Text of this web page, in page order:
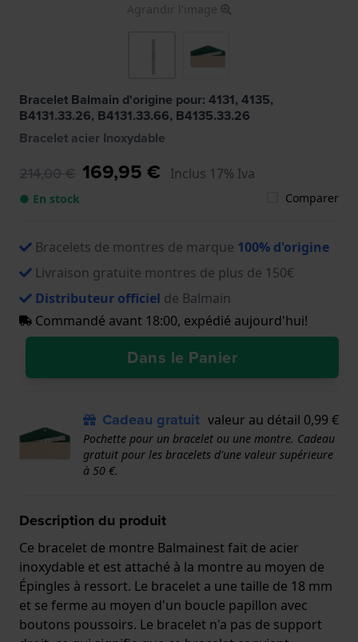
Agrandir l'image
Bracelet Balmain d'origine pour: 4131, 4135,
B4131.33.26, B4131.33.66, B4135.33.26
Bracelet acier Inoxydable
214,00 € 169,95 € Inclus 17% Iva
● En stock Comparer
Bracelets de montres de marque 100% d'origine
Livraison gratuite montres de plus de 150€
Distributeur officiel de Balmain
Commandé avant 18:00, expédié aujourd'hui!
Dans le Panier
Cadeau gratuit valeur au détail 0,99 €
Pochette pour un bracelet ou une montre. Cadeau
gratuit pour les bracelets d'une valeur supérieure
à 50 €.
Description du produit
Ce bracelet de montre Balmainest fait de acier
inoxydable et est attaché à la montre au moyen de
Épingles à ressort. Le bracelet a une taille de 18 mm
et se ferme au moyen d'un boucle papillon avec
boutons poussoirs. Le bracelet n'a pas de support